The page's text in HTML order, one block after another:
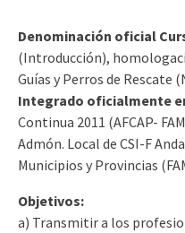
Denominación oficial
(Introducción),
Guías y Perros de Rescate
Integrado oficialmente
Continua 2011 (AFCAP-
Admón. Local de CSI-F
Municipios y Provincias
Objetivos:
a) Transmitir a los